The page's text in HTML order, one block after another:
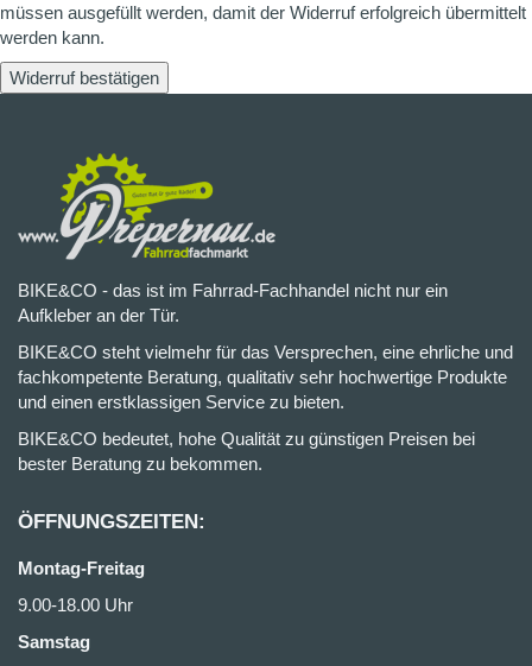
müssen ausgefüllt werden, damit der Widerruf erfolgreich übermittelt
werden kann.
Widerruf bestätigen
BIKE&CO - das ist im Fahrrad-Fachhandel nicht nur ein
Aufkleber an der Tür.
BIKE&CO steht vielmehr für das Versprechen, eine ehrliche und
fachkompetente Beratung, qualitativ sehr hochwertige Produkte
und einen erstklassigen Service zu bieten.
BIKE&CO bedeutet, hohe Qualität zu günstigen Preisen bei
bester Beratung zu bekommen.
ÖFFNUNGSZEITEN:
Montag-Freitag
9.00-18.00 Uhr
Samstag